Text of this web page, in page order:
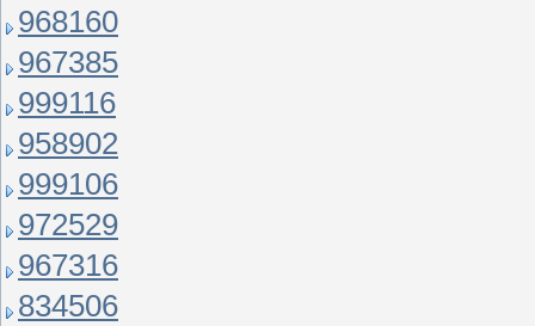
968160
967385
999116
958902
999106
972529
967316
834506